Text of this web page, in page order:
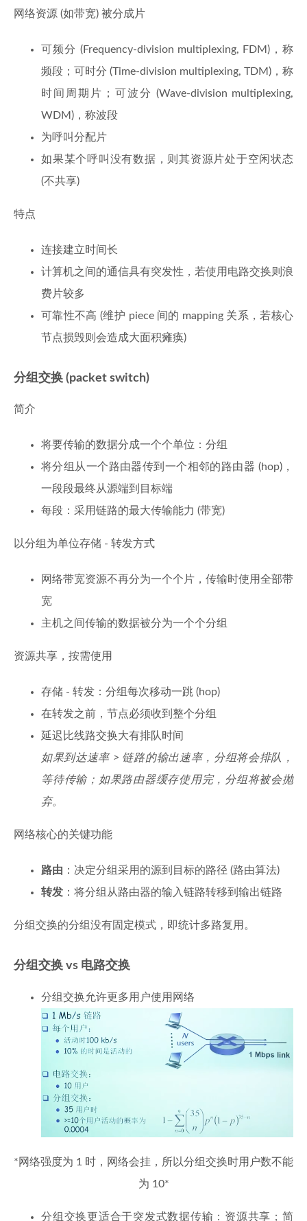
网络资源 (如带宽) 被分成片
可频分 (Frequency-division multiplexing, FDM)，称
频段；可时分 (Time-division multiplexing, TDM)，称
时间周期片；可波分 (Wave-division multiplexing,
WDM)，称波段
为呼叫分配片
如果某个呼叫没有数据，则其资源片处于空闲状态
(不共享)
特点
连接建立时间长
计算机之间的通信具有突发性，若使用电路交换则浪
费片较多
可靠性不高 (维护 piece 间的 mapping 关系，若核心
节点损毁则会造成大面积瘫痪)
分组交换 (packet switch)
简介
将要传输的数据分成一个个单位：分组
将分组从一个路由器传到一个相邻的路由器 (hop)，
一段段最终从源端到目标端
每段：采用链路的最大传输能力 (带宽)
以分组为单位存储 - 转发方式
网络带宽资源不再分为一个个片，传输时使用全部带
宽
主机之间传输的数据被分为一个个分组
资源共享，按需使用
存储 - 转发：分组每次移动一跳 (hop)
在转发之前，节点必须收到整个分组
延迟比线路交换大有排队时间
如果到达速率 > 链路的输出速率，分组将会排队，
等待传输；如果路由器缓存使用完，分组将被会抛
弃。
网络核心的关键功能
路由 ：决定分组采用的源到目标的路径 (路由算法)
转发 ：将分组从路由器的输入链路转移到输出链路
分组交换的分组没有固定模式，即统计多路复用。
分组交换 vs 电路交换
分组交换允许更多用户使用网络
*网络强度为 1 时，网络会挂，所以分组交换时用户数不能
为 10*
分组交换更适合于突发式数据传输：资源共享；简